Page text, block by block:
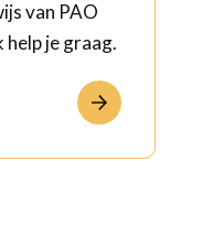
van PAO
help je graag.